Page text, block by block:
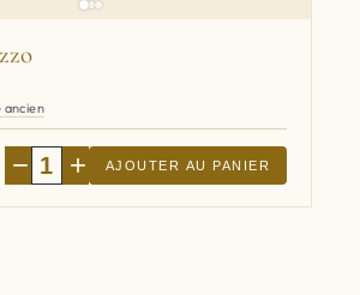
ancien
− + AJOUTER AU PANIER